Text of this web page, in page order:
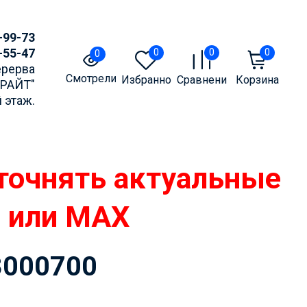
99-73
55-47
этаж.
0
Смотрели
0
Избранное
0
Сравнение
0
Корзина
актуальные
или MAX